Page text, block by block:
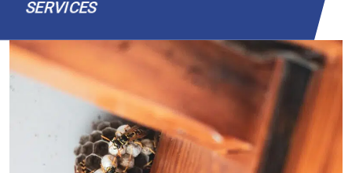
SERVICES